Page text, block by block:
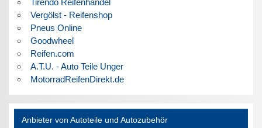
Tirendo Reifenhandel
Vergölst - Reifenshop
Pneus Online
Goodwheel
Reifen.com
A.T.U. - Auto Teile Unger
MotorradReifenDirekt.de
Anbieter von Autoteile und Autozubehör